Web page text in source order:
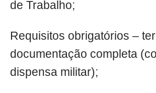
de Trabalho;
Requisitos obrigatórios – ter
documentação completa
dispensa militar);